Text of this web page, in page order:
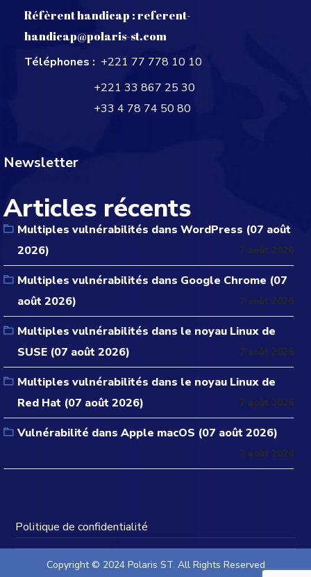
Réfèrent handicap :referent-
handicap@polaris-st.com
Téléphones : +221 77 778 10 10
+221 33 867 25 30
+33 4 78 74 50 80
Newsletter
Articles récents
Multiples vulnérabilités dans WordPress (07 août
2026)
7 août 2026
Multiples vulnérabilités dans Google Chrome (07
août 2026)
7 août 2026
Multiples vulnérabilités dans le noyau Linux de
SUSE (07 août 2026)
7 août 2026
Multiples vulnérabilités dans le noyau Linux de
Red Hat (07 août 2026)
7 août 2026
Vulnérabilité dans Apple macOS (07 août 2026)
7 août 2026
Politique de confidentialité
Copyright © 2024 Polaris ST. All Rights Reserved